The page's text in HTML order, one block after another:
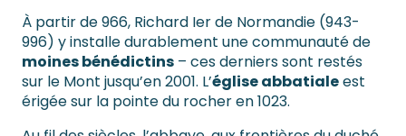
À partir de 966, Richard Ier de Normandie (943-
996) y installe durablement une communauté de
moines bénédictins – ces derniers sont restés
sur le Mont jusqu’en 2001. L’église abbatialeest
érigée sur la pointe du rocher en 1023.